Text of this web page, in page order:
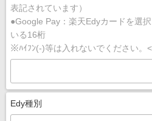
表記されています）
●Google Pay：楽天Edyカードを選
いる16桁
※ﾊｲﾌﾝ(-)等は入れないでください。
Edy種別